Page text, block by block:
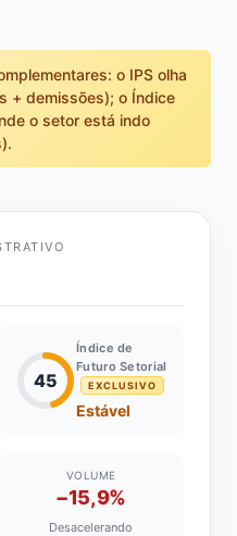
o IPS olha
+ demissões); o Índice
o setor está indo
45
Índice de
Futuro Setorial
EXCLUSIVO
Estável
VOLUME
−15,9%
Desacelerando